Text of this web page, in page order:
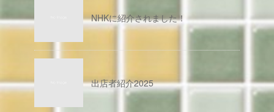
NHKに紹介されました！
出店者紹介2025